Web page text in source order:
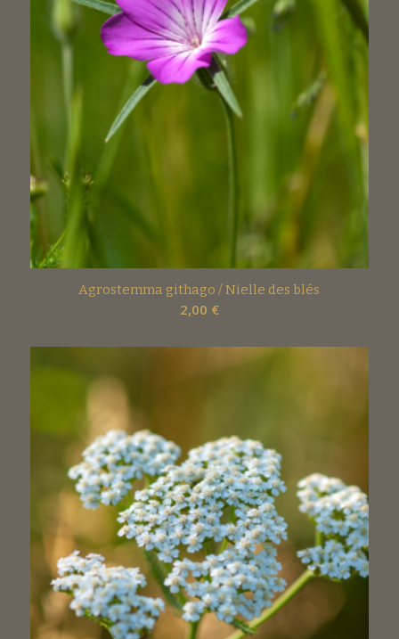
Agrostemma githago / Nielle des blés
2,00 €